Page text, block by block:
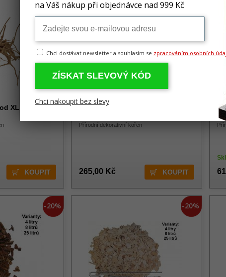
XL, 60 - 80
HOBBY Fingerwood S Dark 20 -
Přírodní dekorativní kořen
265,00 Kč
-20% -20%
na Váš nákup při objednávce nad 999 Kč
Chci dostávat newsletter a souhlasím se zpracováním osobních
ZÍSKAT SLEVOVÝ KÓD
Chci nakoupit bez slevy